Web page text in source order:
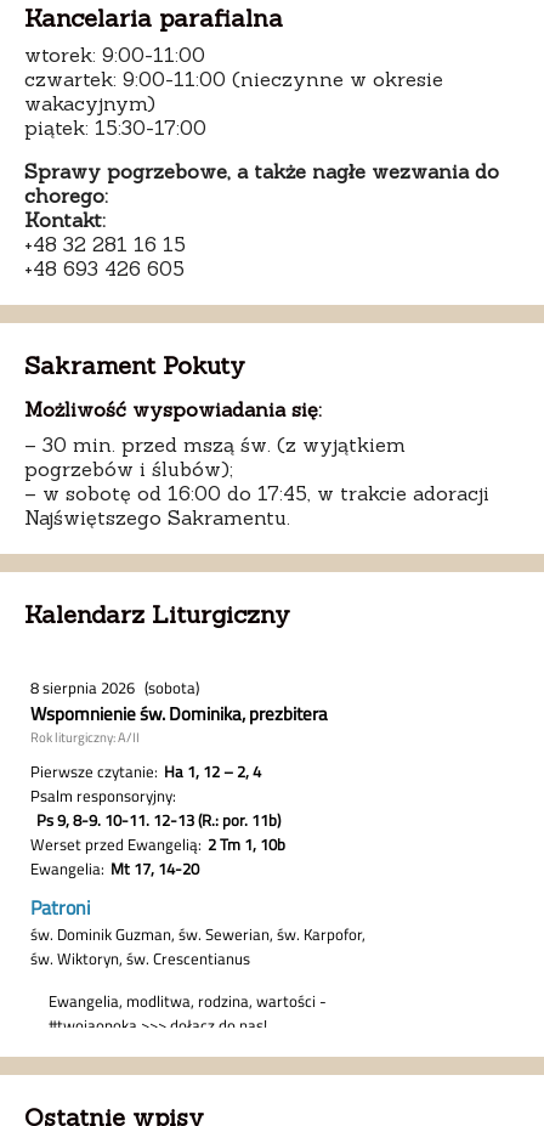
Kancelaria parafialna
wtorek: 9:00-11:00
czwartek: 9:00-11:00 (nieczynne w okresie
wakacyjnym)
piątek: 15:30-17:00
Sprawy pogrzebowe, a także nagłe wezwania do
chorego:
Kontakt:
+48 32 281 16 15
+48 693 426 605
Sakrament Pokuty
Możliwość wyspowiadania się:
– 30 min. przed mszą św. (z wyjątkiem
pogrzebów i ślubów);
– w sobotę od 16:00 do 17:45, w trakcie adoracji
Najświętszego Sakramentu.
Kalendarz Liturgiczny
Ostatnie wpisy